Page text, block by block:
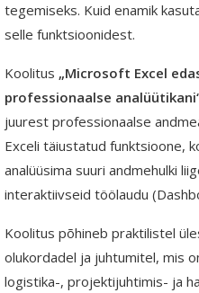
tegemiseks. Kuid enamik
selle funktsioonidest.
Koolitus „Microsoft Excel
professionaalse
juurest professionaalse
Exceli täiustatud funktsioone,
analüüsima suuri andmehulki
interaktiivseid töölaudu
Koolitus põhineb praktilistel
olukordadel ja juhtumitel, mis
logistika-, projektijuhtimis- ja